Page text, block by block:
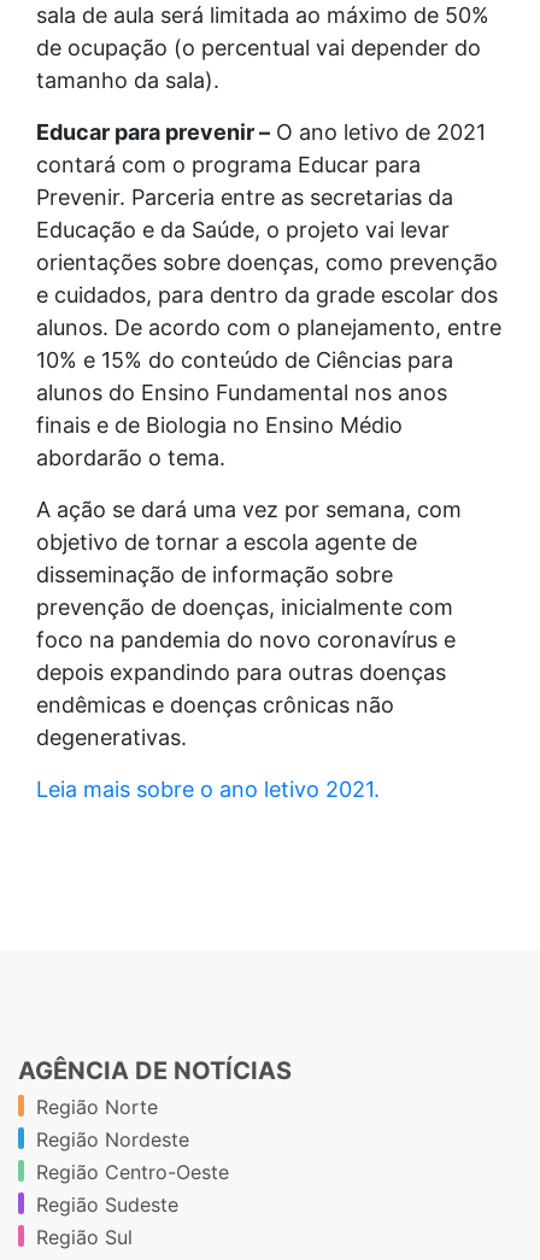
sala de aula será limitada ao máximo de 50%
de ocupação (o percentual vai depender do
tamanho da sala).
Educar para prevenir – O ano letivo de 2021
contará com o programa Educar para
Prevenir. Parceria entre as secretarias da
Educação e da Saúde, o projeto vai levar
orientações sobre doenças, como prevenção
e cuidados, para dentro da grade escolar dos
alunos. De acordo com o planejamento, entre
10% e 15% do conteúdo de Ciências para
alunos do Ensino Fundamental nos anos
finais e de Biologia no Ensino Médio
abordarão o tema.
A ação se dará uma vez por semana, com
objetivo de tornar a escola agente de
disseminação de informação sobre
prevenção de doenças, inicialmente com
foco na pandemia do novo coronavírus e
depois expandindo para outras doenças
endêmicas e doenças crônicas não
degenerativas.
Leia mais sobre o ano letivo 2021.
AGÊNCIA DE NOTÍCIAS
Região Norte
Região Nordeste
Região Centro-Oeste
Região Sudeste
Região Sul